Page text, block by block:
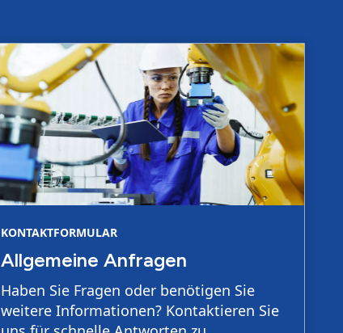
KONTAKTFORMULAR
Allgemeine Anfragen
Haben Sie Fragen oder benötigen Sie
weitere Informationen? Kontaktieren Sie